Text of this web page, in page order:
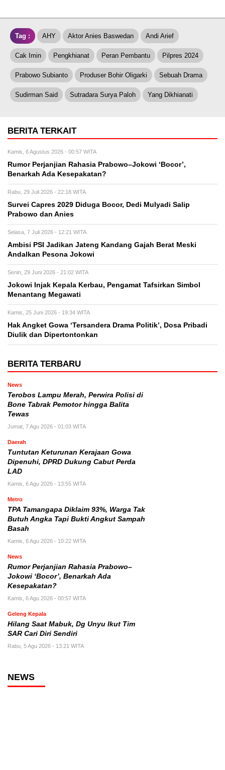
Tag : AHY Aktor Anies Baswedan Andi Arief
Cak Imin Pengkhianat Peran Pembantu Pilpres 2024
Prabowo Subianto Produser Bohir Oligarki Sebuah Drama
Sudirman Said Sutradara Surya Paloh Yang Dikhianati
BERITA TERKAIT
Kamis, 6 Agustus 2026 - 00:57 WITA
Rumor Perjanjian Rahasia Prabowo–Jokowi ‘Bocor’,
Benarkah Ada Kesepakatan?
Rabu, 29 Juli 2026 - 22:18 WITA
Survei Capres 2029 Diduga Bocor, Dedi Mulyadi Salip
Prabowo dan Anies
Selasa, 7 Juli 2026 - 12:21 WITA
Ambisi PSI Jadikan Jateng Kandang Gajah Berat Meski
Andalkan Pesona Jokowi
Senin, 29 Juni 2026 - 21:02 WITA
Jokowi Injak Kepala Kerbau, Pengamat Tafsirkan Simbol
Menantang Megawati
Kamis, 25 Juni 2026 - 19:34 WITA
Hak Angket Gowa ‘Tersandera Drama Politik’, Dosa Pribadi
Diulik dan Dipertontonkan
BERITA TERBARU
News
Terobos Lampu Merah, Perwira Polisi di
Bone Tabrak Pemotor hingga Balita
Tewas
Jumat, 7 Agu 2026 - 01:03 WITA
Daerah
Tuntutan Keturunan Kerajaan Gowa
Dipenuhi, DPRD Dukung Cabut Perda
LAD
Kamis, 6 Agu 2026 - 13:55 WITA
Metro
TPA Tamangapa Diklaim 93%, Warga Tak
Butuh Angka Tapi Bukti Angkut Sampah
Basah
Kamis, 6 Agu 2026 - 10:22 WITA
News
Rumor Perjanjian Rahasia Prabowo–
Jokowi ‘Bocor’, Benarkah Ada
Kesepakatan?
Kamis, 6 Agu 2026 - 00:57 WITA
Geleng Kepala
Hilang Saat Mabuk, Dg Unyu Ikut Tim
SAR Cari Diri Sendiri
Rabu, 5 Agu 2026 - 13:21 WITA
NEWS